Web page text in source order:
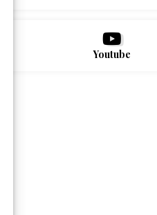
Youtube